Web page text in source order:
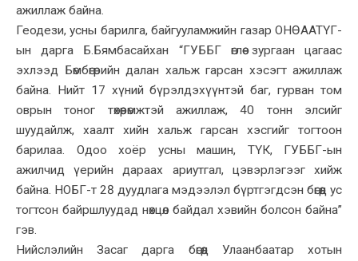
ажиллаж байна.
Геодези, усны барилга, байгууламжийн газар ОНӨААТҮГ-
ын дарга Б.Бямбасайхан “ГУББГ өглөө зургаан цагаас
эхлээд Бөмбөгөрийн далан хальж гарсан хэсэгт ажиллаж
байна. Нийт 17 хүний бүрэлдэхүүнтэй баг, гурван том
оврын тоног төхөөрөмжтэй ажиллаж, 40 тонн элсийг
шуудайлж, хаалт хийн хальж гарсан хэсгийг тогтоон
барилаа. Одоо хоёр усны машин, ТҮК, ГУББГ-ын
ажилчид үерийн дараах ариутгал, цэвэрлэгээг хийж
байна. НОБГ-т 28 дуудлага мэдээлэл бүртгэгдсэн бөгөөд ус
тогтсон байршлуудад нөхцөл байдал хэвийн болсон байна”
гэв.
Нийслэлийн Засаг дарга бөгөөд Улаанбаатар хотын